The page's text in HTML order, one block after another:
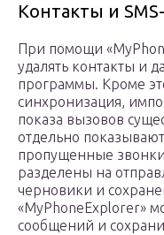
Контакты и
При помощи
удалять контакты и
программы. Кроме
синхронизация,
показа вызовов
отдельно
пропущенные
разделены на
черновики и
«MyPhoneExplorer»
сообщений и